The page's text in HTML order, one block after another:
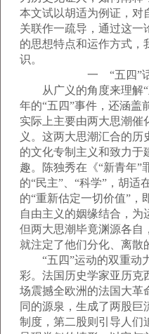
本文试以胡适为例证，对
关联作一疏导，通过这一
的思想特点和运作方式，
识。
一 “五四”话语
从广义的角度来理解“
年的“五四”事件，还涵盖
实际上主要由两大思潮催
义。这两大思潮汇合的
的文化专制主义和致力于
趣。陈独秀在《“新青年”
的“民主”、“科学”，胡适
的“重新估定一切价值”，
自由主义的姻缘结合，为
但两大思潮毕竟渊源各自
就注定了他们分化、离散
“五四”运动的双重动
彩。法国历史学家亚历克
场震撼全欧洲的法国大革
同的源泉，生成了两股巨
制度，第二股则引导人们